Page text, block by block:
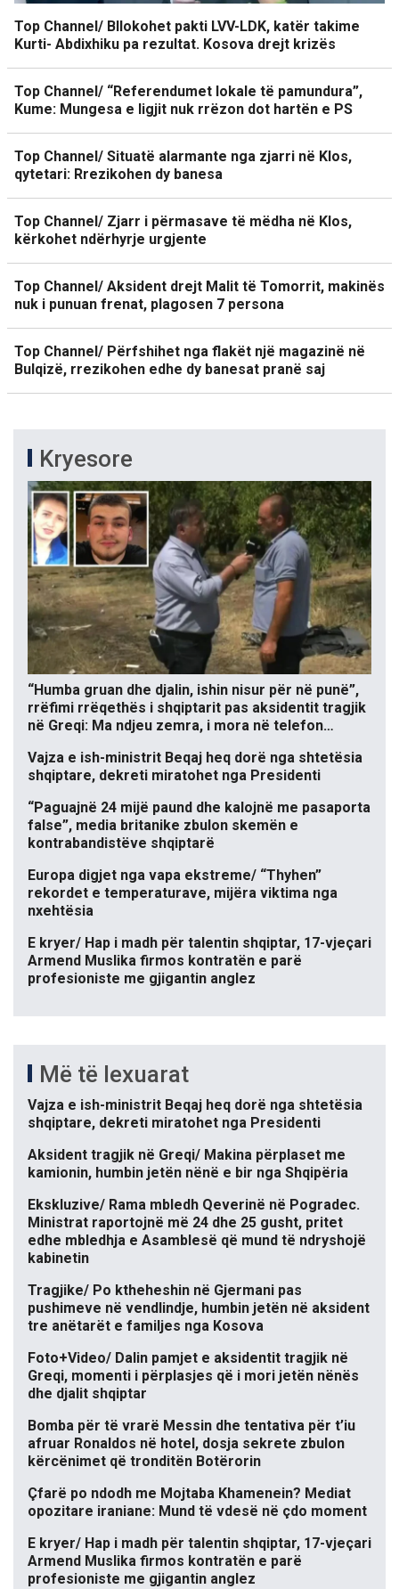
Top Channel/ Bllokohet pakti LVV-LDK, katër takime
Kurti- Abdixhiku pa rezultat. Kosova drejt krizës
Top Channel/ “Referendumet lokale të pamundura”,
Kume: Mungesa e ligjit nuk rrëzon dot hartën e PS
Top Channel/ Situatë alarmante nga zjarri në Klos,
qytetari: Rrezikohen dy banesa
Top Channel/ Zjarr i përmasave të mëdha në Klos,
kërkohet ndërhyrje urgjente
Top Channel/ Aksident drejt Malit të Tomorrit, makinës
nuk i punuan frenat, plagosen 7 persona
Top Channel/ Përfshihet nga flakët një magazinë në
Bulqizë, rrezikohen edhe dy banesat pranë saj
Kryesore
“Humba gruan dhe djalin, ishin nisur për në punë”,
rrëfimi rrëqethës i shqiptarit pas aksidentit tragjik
në Greqi: Ma ndjeu zemra, i mora në telefon…
Vajza e ish-ministrit Beqaj heq dorë nga shtetësia
shqiptare, dekreti miratohet nga Presidenti
“Paguajnë 24 mijë paund dhe kalojnë me pasaporta
false”, media britanike zbulon skemën e
kontrabandistëve shqiptarë
Europa digjet nga vapa ekstreme/ “Thyhen”
rekordet e temperaturave, mijëra viktima nga
nxehtësia
E kryer/ Hap i madh për talentin shqiptar, 17-vjeçari
Armend Muslika firmos kontratën e parë
profesioniste me gjigantin anglez
Më të lexuarat
Vajza e ish-ministrit Beqaj heq dorë nga shtetësia
shqiptare, dekreti miratohet nga Presidenti
Aksident tragjik në Greqi/ Makina përplaset me
kamionin, humbin jetën nënë e bir nga Shqipëria
Ekskluzive/ Rama mbledh Qeverinë në Pogradec.
Ministrat raportojnë më 24 dhe 25 gusht, pritet
edhe mbledhja e Asamblesë që mund të ndryshojë
kabinetin
Tragjike/ Po ktheheshin në Gjermani pas
pushimeve në vendlindje, humbin jetën në aksident
tre anëtarët e familjes nga Kosova
Foto+Video/ Dalin pamjet e aksidentit tragjik në
Greqi, momenti i përplasjes që i mori jetën nënës
dhe djalit shqiptar
Bomba për të vrarë Messin dhe tentativa për t’iu
afruar Ronaldos në hotel, dosja sekrete zbulon
kërcënimet që tronditën Botërorin
Çfarë po ndodh me Mojtaba Khamenein? Mediat
opozitare iraniane: Mund të vdesë në çdo moment
E kryer/ Hap i madh për talentin shqiptar, 17-vjeçari
Armend Muslika firmos kontratën e parë
profesioniste me gjigantin anglez